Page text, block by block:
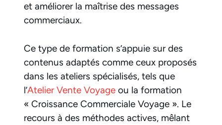
et améliorer la maîtrise des messages
commerciaux.
Ce type de formation s’appuie sur des
contenus adaptés comme ceux proposés
dans les ateliers spécialisés, tels que
l’Atelier Vente Voyage ou la formation
« Croissance Commerciale Voyage ». Le
recours à des méthodes actives, mêlant